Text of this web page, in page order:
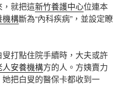
就把這新竹養護中心位連本
機構斷為“內科疾病”，並設定瞭
叟打點住院手續時，大夫或許
人安養機構方的人。方姨賣力
把白叟的醫保卡都收到一